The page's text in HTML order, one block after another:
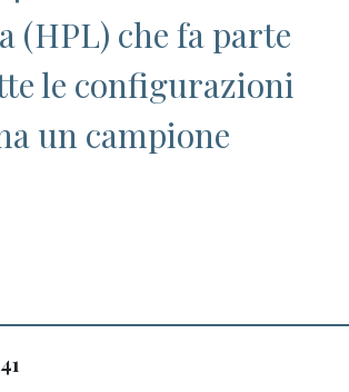
(HPL) che fa parte
le configurazioni
un campione